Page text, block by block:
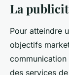
La
Pour atteindre
objectifs
des services